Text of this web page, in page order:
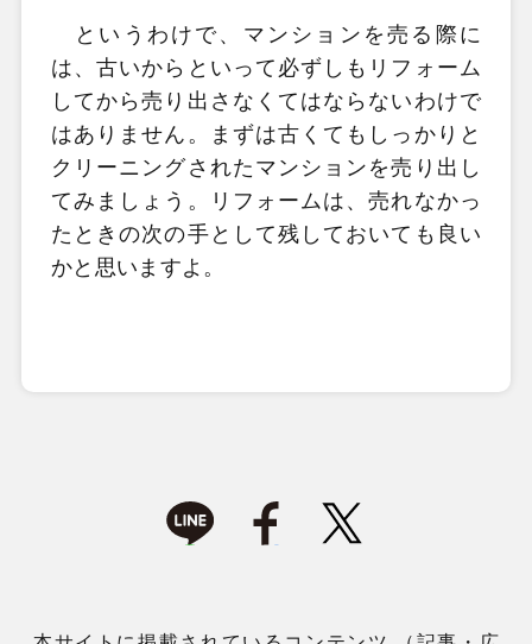
というわけで、マンションを売る際に
は、古いからといって必ずしもリフォーム
してから売り出さなくてはならないわけで
はありません。
まずは古くてもしっかりと
クリーニングされたマンションを売り出し
てみましょう。リフォームは、売れなかっ
たときの次の手として残しておいても良い
かと思いますよ。